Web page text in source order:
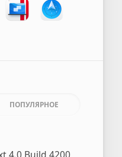
ПОПУЛЯРНОЕ